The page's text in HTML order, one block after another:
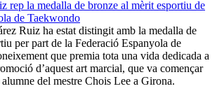
Ruiz ha estat distingit amb la medalla de
per part de la Federació Espanyola de
que premia tota una vida dedicada a
d’aquest art marcial, que va començar
del mestre Chois Lee a Girona.